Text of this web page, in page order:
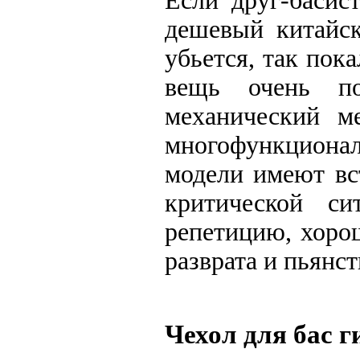
дешевый
убьется, так
вещь очень
механический
модели имеют
критической
репетицию,
разврата и
Чехол для бас